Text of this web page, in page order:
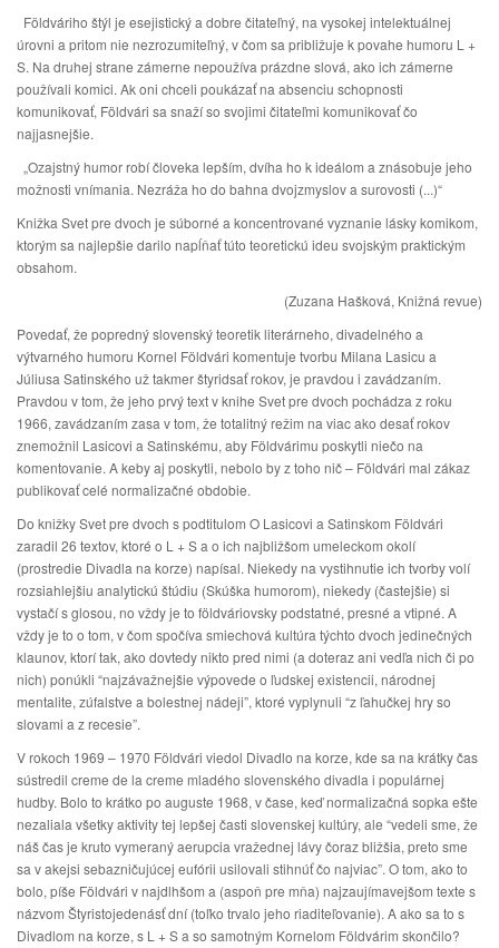
Földváriho štýl je esejistický a dobre čitateľný, na vysokej intelektuálnej
úrovni a pritom nie nezrozumiteľný, v čom sa približuje k povahe humoru L +
S. Na druhej strane zámerne nepoužíva prázdne slová, ako ich zámerne
používali komici. Ak oni chceli poukázať na absenciu schopnosti
komunikovať, Földvári sa snaží so svojimi čitateľmi komunikovať čo
najjasnejšie.
„Ozajstný humor robí človeka lepším, dvíha ho k ideálom a znásobuje jeho
možnosti vnímania. Nezráža ho do bahna dvojzmyslov a surovosti (...)“
Knižka Svet pre dvoch je súborné a koncentrované vyznanie lásky komikom,
ktorým sa najlepšie darilo napĺňať túto teoretickú ideu svojským praktickým
obsahom.
(Zuzana Hašková, Knižná revue)
Povedať, že popredný slovenský teoretik literárneho, divadelného a
výtvarného humoru Kornel Földvári komentuje tvorbu Milana Lasicu a
Júliusa Satinského už takmer štyridsať rokov, je pravdou i zavádzaním.
Pravdou v tom, že jeho prvý text v knihe Svet pre dvoch pochádza z roku
1966, zavádzaním zasa v tom, že totalitný režim na viac ako desať rokov
znemožnil Lasicovi a Satinskému, aby Földvárimu poskytli niečo na
komentovanie. A keby aj poskytli, nebolo by z toho nič – Földvári mal zákaz
publikovať celé normalizačné obdobie.
Do knižky Svet pre dvoch s podtitulom O Lasicovi a Satinskom Földvári
zaradil 26 textov, ktoré o L + S a o ich najbližšom umeleckom okolí
(prostredie Divadla na korze) napísal. Niekedy na vystihnutie ich tvorby volí
rozsiahlejšiu analytickú štúdiu (Skúška humorom), niekedy (častejšie) si
vystačí s glosou, no vždy je to földváriovsky podstatné, presné a vtipné. A
vždy je to o tom, v čom spočíva smiechová kultúra týchto dvoch jedinečných
klaunov, ktorí tak, ako dovtedy nikto pred nimi (a doteraz ani vedľa nich či po
nich) ponúkli “najzávažnejšie výpovede o ľudskej existencii, národnej
mentalite, zúfalstve a bolestnej nádeji”, ktoré vyplynuli “z ľahučkej hry so
slovami a z recesie”.
V rokoch 1969 – 1970 Földvári viedol Divadlo na korze, kde sa na krátky čas
sústredil creme de la creme mladého slovenského divadla i populárnej
hudby. Bolo to krátko po auguste 1968, v čase, keď normalizačná sopka ešte
nezaliala všetky aktivity tej lepšej časti slovenskej kultúry, ale “vedeli sme, že
náš čas je kruto vymeraný aerupcia vražednej lávy čoraz bližšia, preto sme
sa v akejsi sebazničujúcej eufórii usilovali stihnúť čo najviac”. O tom, ako to
bolo, píše Földvári v najdlhšom a (aspoň pre mňa) najzaujímavejšom texte s
názvom Štyristojedenásť dní (toľko trvalo jeho riaditeľovanie). A ako sa to s
Divadlom na korze, s L + S a so samotným Kornelom Földvárim skončilo?